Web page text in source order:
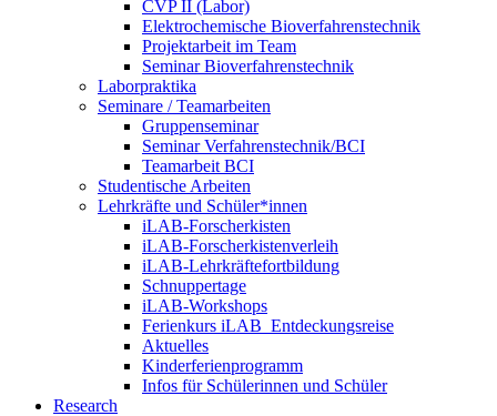
CVP II (Labor)
Elektrochemische Bioverfahrenstechnik
Projektarbeit im Team
Seminar Bioverfahrenstechnik
Laborpraktika
Seminare / Teamarbeiten
Gruppenseminar
Seminar Verfahrenstechnik/BCI
Teamarbeit BCI
Studentische Arbeiten
Lehrkräfte und Schüler*innen
iLAB-Forscherkisten
iLAB-Forscherkistenverleih
iLAB-Lehrkräftefortbildung
Schnuppertage
iLAB-Workshops
Ferienkurs iLAB_Entdeckungsreise
Aktuelles
Kinderferienprogramm
Infos für Schülerinnen und Schüler
Research